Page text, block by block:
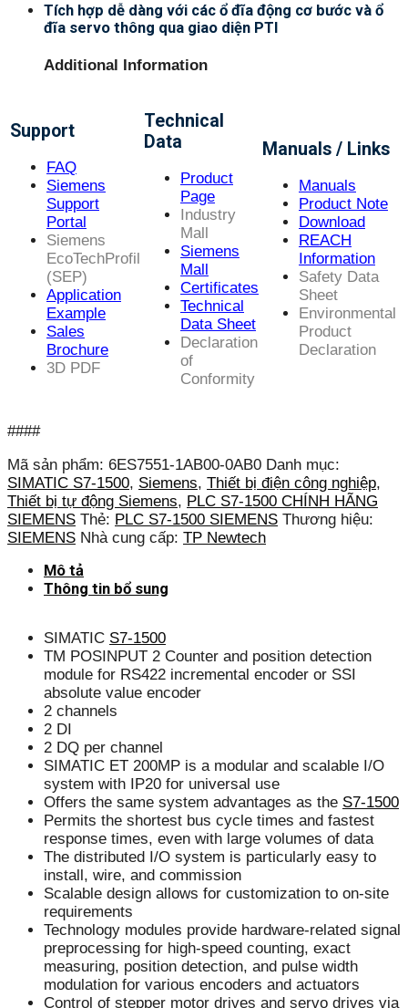
Tích hợp dễ dàng với các ổ đĩa động cơ bước và ổ
đĩa servo thông qua giao diện PTI
Additional Information
Support
FAQ
Siemens
Support
Portal
Siemens
EcoTechProfil
(SEP)
Application
Example
Sales
Brochure
3D PDF
Technical
Data
Product
Page
Industry
Mall
Siemens
Mall
Certificates
Technical
Data Sheet
Declaration
of
Conformity
Manuals / Links
Manuals
Product Note
Download
REACH
Information
Safety Data
Sheet
Environmental
Product
Declaration
####
Mã sản phẩm: 6ES7551-1AB00-0AB0 Danh mục:
SIMATIC S7-1500, Siemens, Thiết bị điện công nghiệp,
Thiết bị tự động Siemens, PLC S7-1500 CHÍNH HÃNG
SIEMENS Thẻ: PLC S7-1500 SIEMENS Thương hiệu:
SIEMENS Nhà cung cấp: TP Newtech
Mô tả
Thông tin bổ sung
SIMATIC S7-1500
TM POSINPUT 2 Counter and position detection
module for RS422 incremental encoder or SSI
absolute value encoder
2 channels
2 DI
2 DQ per channel
SIMATIC ET 200MP is a modular and scalable I/O
system with IP20 for universal use
Offers the same system advantages as the S7-1500
Permits the shortest bus cycle times and fastest
response times, even with large volumes of data
The distributed I/O system is particularly easy to
install, wire, and commission
Scalable design allows for customization to on-site
requirements
Technology modules provide hardware-related signal
preprocessing for high-speed counting, exact
measuring, position detection, and pulse width
modulation for various encoders and actuators
Control of stepper motor drives and servo drives via